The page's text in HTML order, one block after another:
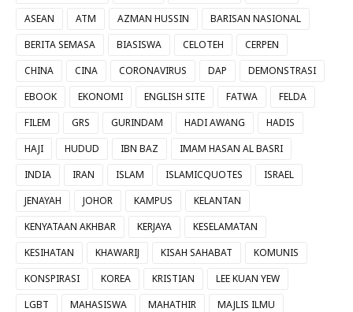
ASEAN
ATM AZMAN HUSSIN
BARISAN NASIONAL
BERITA SEMASA
BIASISWA CELOTEH
CERPEN
CHINA
CINA CORONAVIRUS DAP
DEMONSTRASI
EBOOK
EKONOMI ENGLISH SITE FATWA
FELDA
FILEM
GRS GURINDAM HADI AWANG
HADIS
HAJI
HUDUD IBN BAZ
IMAM HASAN AL BASRI
INDIA
IRAN ISLAM ISLAMICQUOTES
ISRAEL
JENAYAH
JOHOR KAMPUS
KELANTAN
KENYATAAN AKHBAR
KERJAYA
KESELAMATAN
KESIHATAN
KHAWARIJ KISAH SAHABAT
KOMUNIS
KONSPIRASI
KOREA KRISTIAN
LEE KUAN YEW
LGBT
MAHASISWA MAHATHIR
MAJLIS ILMU